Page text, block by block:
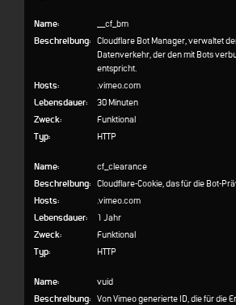
Name:
__cf_bm
Beschreibung: Cloudflare Bot Manager, verwaltet
Datenverkehr, der den mit Bots
entspricht.
Hosts:
.vimeo.com
Lebensdauer:
30 Minuten
Zweck:
Funktional
Typ:
HTTP
Name:
cf_clearance
Beschreibung: Cloudflare-Cookie, das für die Bot-
Hosts:
.vimeo.com
Lebensdauer:
1 Jahr
Zweck:
Funktional
Typ:
HTTP
Name:
vuid
Beschreibung: Von Vimeo generierte ID, die für die